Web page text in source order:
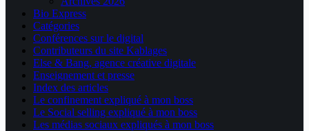
Bio Express
Catégories
Conférences sur le digital
Contributeurs du site Kablages
Else & Bang, agence créative digitale
Enseignement et presse
Index des articles
Le confinement expliqué à mon boss
Le Social selling expliqué à mon boss
Les médias sociaux expliqués à mon boss